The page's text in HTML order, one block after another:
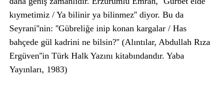
kıymetimiz / Ya bilinir ya bilinmez'' diyor. Bu da
Seyrani''nin: ''Gübreliğe inip konan kargalar / Has
bahçede gül kadrini ne bilsin?'' (Alıntılar, Abdullah Rıza
Ergüven''in Türk Halk Yazını kitabındandır. Yaba
Yayınları, 1983)